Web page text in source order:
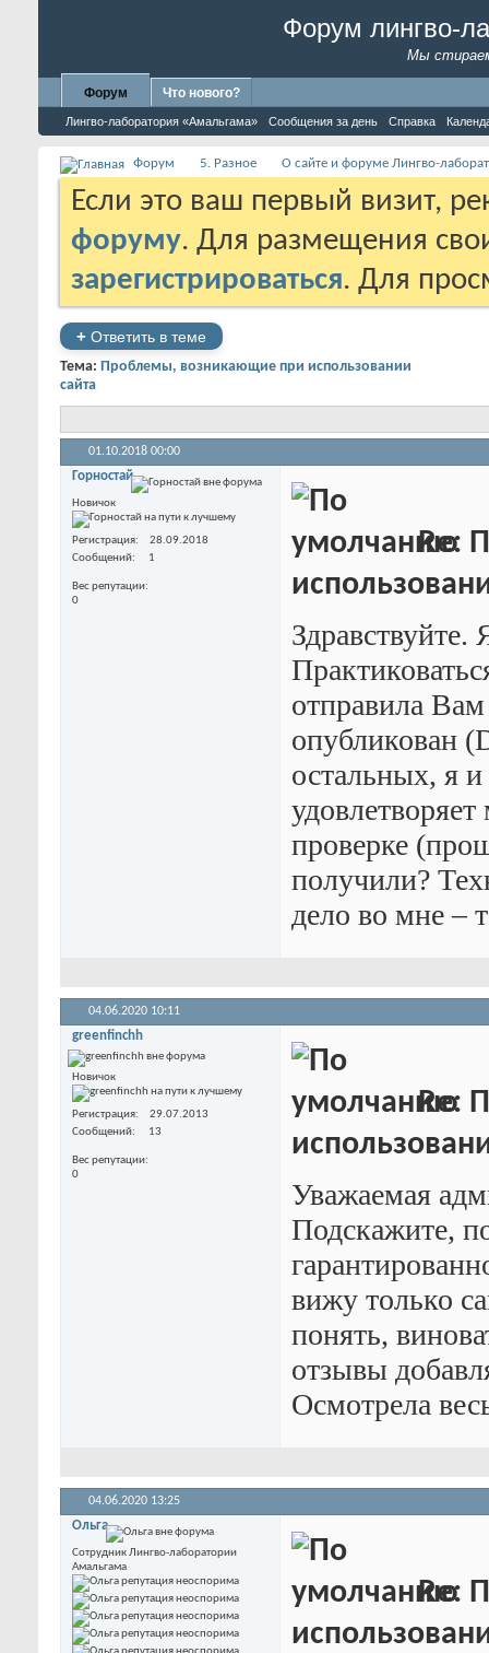
Форум лингво-
Мы
Форум
Лингво-лаборатория «Амальгама» Сообщения за день Справка
Что нового?
Форум 5. Разное О сайте и форуме Лингво-
Если это ваш первый визит,
форуму. Для размещения
зарегистрироваться. Для
+ Ответить в теме
Тема: Проблемы, возникающие при использовании
сайта
01.10.2018 00:00
Горностай
Новичок
Регистрация
28.09.2018
Сообщений
1
Вес репутации
0
Re:
отправила
опубликован
остальных, я
проверке
получили?
дело во мне –
04.06.2020 10:11
greenfinchh
Новичок
Регистрация
29.07.2013
Сообщений
13
Вес репутации
0
Re:
Уважаемая
Подскажите,
вижу только
понять,
отзывы
Осмотрела
04.06.2020 13:25
Ольга
Сотрудник Лингво-лаборатории
Амальгама
Re: